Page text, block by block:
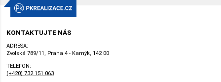
KONTAKTUJTE NÁS
ADRESA:
Zvolská 789/11, Praha 4 - Kamýk, 142 00
TELEFON:
(+420) 732 151 063